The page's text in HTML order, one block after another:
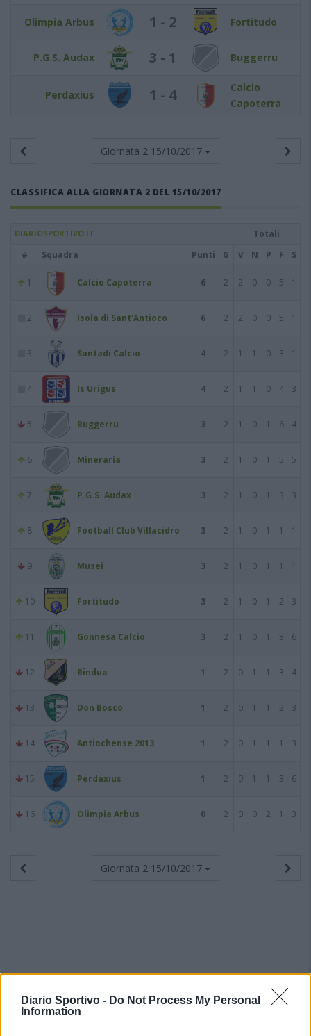
Diario Sportivo - Do Not Process My Personal
Information
Olimpia Arbus 1 - 2 Fortitudo
P.G.S. Audax 3 - 1 Buggerru
Perdaxius 1 - 4
Calcio
Capoterra
Giornata 2 15/10/2017
CLASSIFICA ALLA GIORNATA 2 DEL 15/10/2017
DIARIOSPORTIVO.IT
Totali
#
Squadra Punti G V N P F S
1 Calcio Capoterra 6 2 2 0 0 5 1
2 Isola di Sant'Antioco 6 2 2 0 0 5 1
3 Santadi Calcio 4 2 1 1 0 3 1
4 Is Urigus 4 2 1 1 0 4 3
5 Buggerru 3 2 1 0 1 6 4
6 Mineraria 3 2 1 0 1 5 5
7 P.G.S. Audax 3 2 1 0 1 3 3
8 Football Club Villacidro 3 2 1 0 1 1 1
9 Musei 3 2 1 0 1 1 1
10 Fortitudo 3 2 1 0 1 2 3
11 Gonnesa Calcio 3 2 1 0 1 3 6
12 Bindua 1 2 0 1 1 3 4
13 Don Bosco 1 2 0 1 1 2 3
14 Antiochense 2013 1 2 0 1 1 1 3
15 Perdaxius 1 2 0 1 1 3 6
16 Olimpia Arbus 0 2 0 0 2 1 3
Giornata 2 15/10/2017